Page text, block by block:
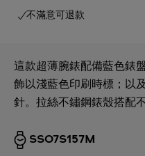
不滿意可退款
這款超薄腕錶配備藍色錶
飾以淺藍色印刷時標；以
針。拉絲不鏽鋼錶殼搭配
SS07S157M